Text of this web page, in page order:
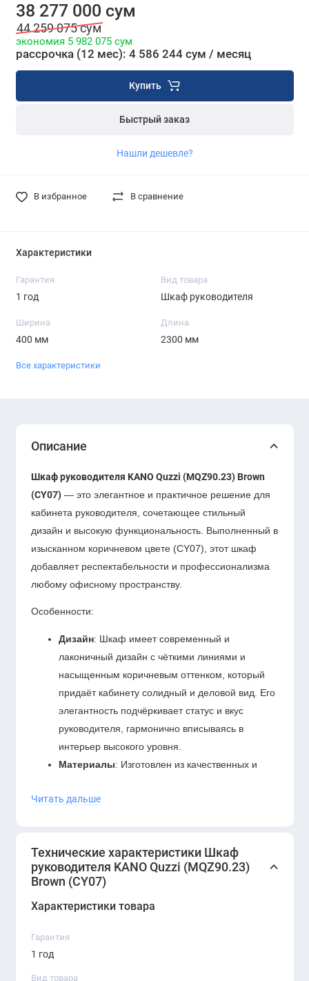
38 277 000 сум
44 259 075 сум
экономия 5 982 075 сум
рассрочка (12 мес): 4 586 244 сум / месяц
Купить
Быстрый заказ
Нашли дешевле?
В избранное В сравнение
Характеристики
Гарантия
1 год
Вид товара
Шкаф руководителя
Ширина
400 мм
Длина
2300 мм
Все характеристики
Описание
Шкаф руководителя KANO Quzzi (MQZ90.23) Brown
(CY07) — это элегантное и практичное решение для
кабинета руководителя, сочетающее стильный
дизайн и высокую функциональность. Выполненный в
изысканном коричневом цвете (CY07), этот шкаф
добавляет респектабельности и профессионализма
любому офисному пространству.
Особенности:
Дизайн: Шкаф имеет современный и
лаконичный дизайн с чёткими линиями и
насыщенным коричневым оттенком, который
придаёт кабинету солидный и деловой вид. Его
элегантность подчёркивает статус и вкус
руководителя, гармонично вписываясь в
интерьер высокого уровня.
Материалы: Изготовлен из качественных и
и ежедневной эксплуатации. Поверхность
внешний вид.
Функциональность: Шкаф оснащён
просторными полками и секциями для
удобного хранения документов, папок,
Компактная и продуманная внутренняя
Читать дальше
Технические характеристики Шкаф
руководителя KANO Quzzi (MQZ90.23)
Brown (CY07)
Характеристики товара
Гарантия
1 год
Вид товара